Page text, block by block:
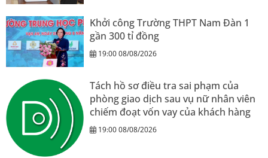
Khởi công Trường THPT Nam Đàn 1
gần 300 tỉ đồng
19:00 08/08/2026
Tách hồ sơ điều tra sai phạm của
phòng giao dịch sau vụ nữ nhân viên
chiếm đoạt vốn vay của khách hàng
19:00 08/08/2026